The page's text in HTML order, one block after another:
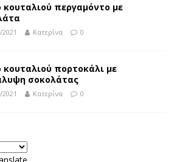
κουταλιού περγαμόντο με
Κατερίνα 0
κουταλιού πορτοκάλι με
σοκολάτας
Κατερίνα 0